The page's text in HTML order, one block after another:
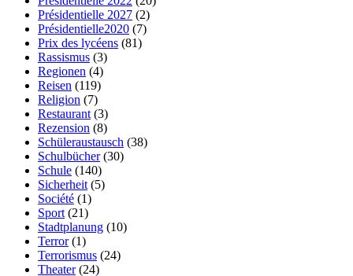
Présidentielle 2027 (2)
Présidentielle2020 (7)
Prix des lycéens (81)
Rassismus (3)
Regionen (4)
Reisen (119)
Religion (7)
Restaurant (3)
Rezension (8)
Schüleraustausch (38)
Schulbücher(30)
Schule (140)
Sicherheit (5)
Société (1)
Sport (21)
Stadtplanung (10)
Terror(1)
Terrorismus (24)
Theater(24)